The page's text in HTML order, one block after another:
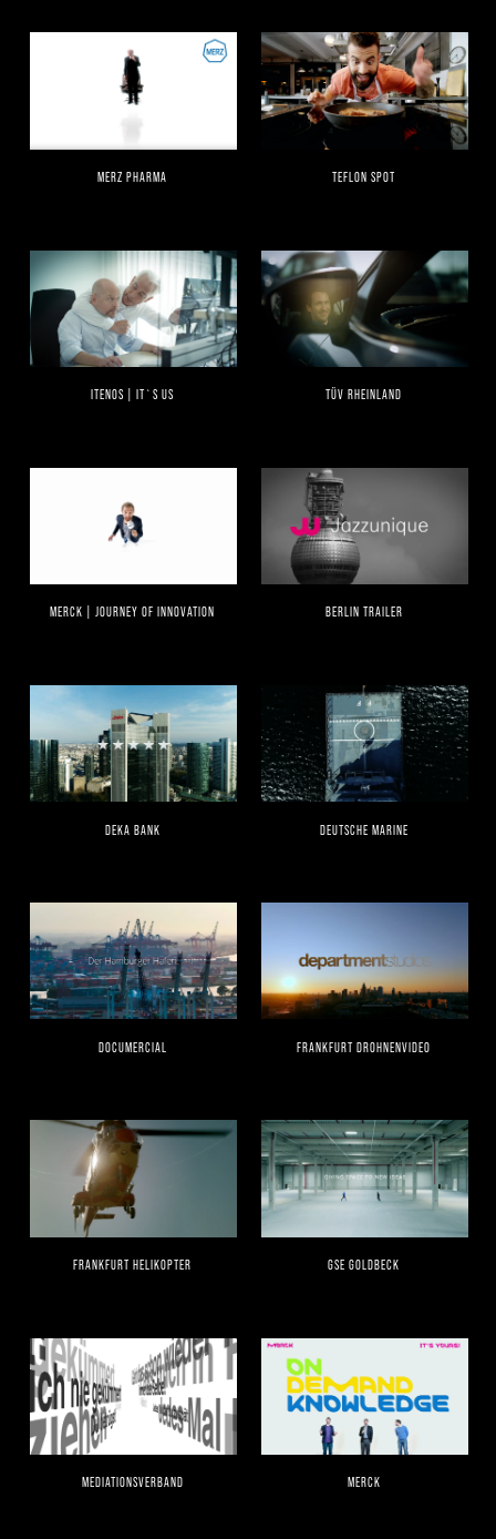
MERZ PHARMA TEFLON SPOT
ITENOS | IT`S US TÜV RHEINLAND
MERCK | JOURNEY OF INNOVATION BERLIN TRAILER
DEKA BANK DEUTSCHE MARINE
DOCUMERCIAL FRANKFURT DROHNENVIDEO
FRANKFURT HELIKOPTER GSE GOLDBECK
MEDIATIONSVERBAND MERCK